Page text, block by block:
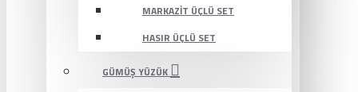
MARKAZIT ÜÇLÜ SET
HASIR ÜÇLÜ SET
GÜMÜŞ YÜZÜK